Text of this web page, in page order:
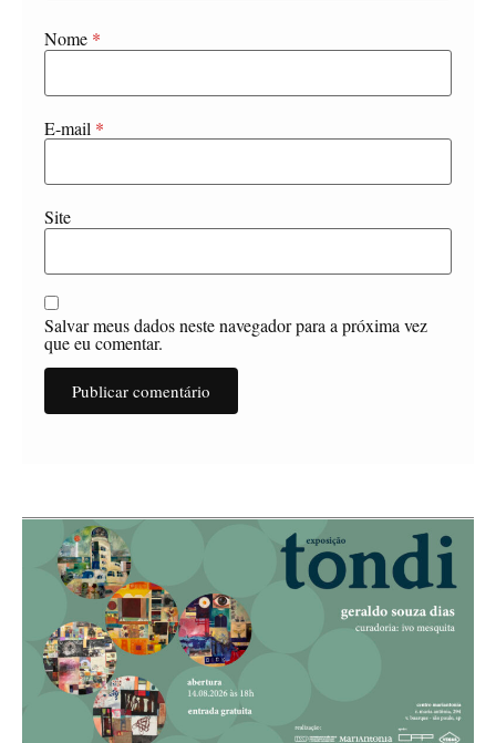
Nome *
E-mail *
Site
Salvar meus dados neste navegador para a próxima vez
que eu comentar.